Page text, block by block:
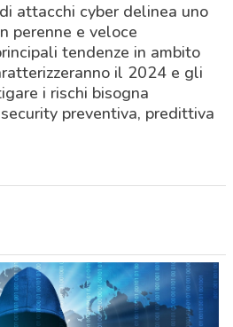
attacchi cyber delinea uno
perenne e veloce
tendenze in ambito
il 2024 e gli
i rischi bisogna
preventiva, predittiva